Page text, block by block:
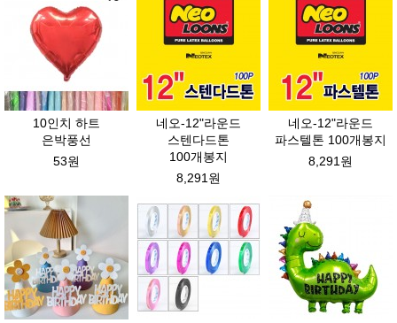
10인치 하트
은박풍선
53원
네오-12"라운드
스텐다드톤
100개봉지
8,291원
네오-12"라운드
파스텔톤 100개봉지
8,291원